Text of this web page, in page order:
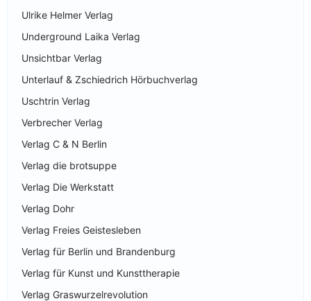
Ulrike Helmer Verlag
Underground Laika Verlag
Unsichtbar Verlag
Unterlauf & Zschiedrich Hörbuchverlag
Uschtrin Verlag
Verbrecher Verlag
Verlag C & N Berlin
Verlag die brotsuppe
Verlag Die Werkstatt
Verlag Dohr
Verlag Freies Geistesleben
Verlag für Berlin und Brandenburg
Verlag für Kunst und Kunsttherapie
Verlag Graswurzelrevolution